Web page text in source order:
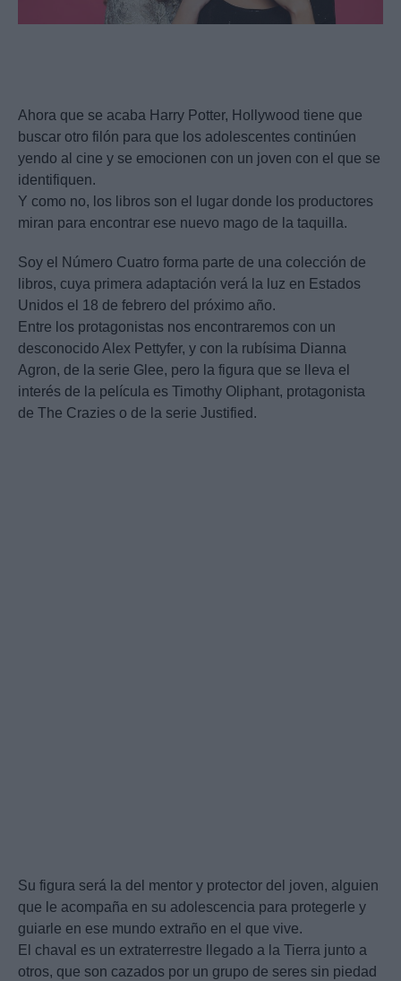
Ahora que se acaba Harry Potter, Hollywood tiene que
buscar otro filón para que los adolescentes continúen
yendo al cine y se emocionen con un joven con el que se
identifiquen.
Y como no, los libros son el lugar donde los productores
miran para encontrar ese nuevo mago de la taquilla.
Soy el Número Cuatro forma parte de una colección de
libros, cuya primera adaptación verá la luz en Estados
Unidos el 18 de febrero del próximo año.
Entre los protagonistas nos encontraremos con un
desconocido Alex Pettyfer, y con la rubísima Dianna
Agron, de la serie Glee, pero la figura que se lleva el
interés de la película es Timothy Oliphant, protagonista
de The Crazies o de la serie Justified.
Su figura será la del mentor y protector del joven, alguien
que le acompaña en su adolescencia para protegerle y
guiarle en ese mundo extraño en el que vive.
El chaval es un extraterrestre llegado a la Tierra junto a
otros, que son cazados por un grupo de seres sin piedad